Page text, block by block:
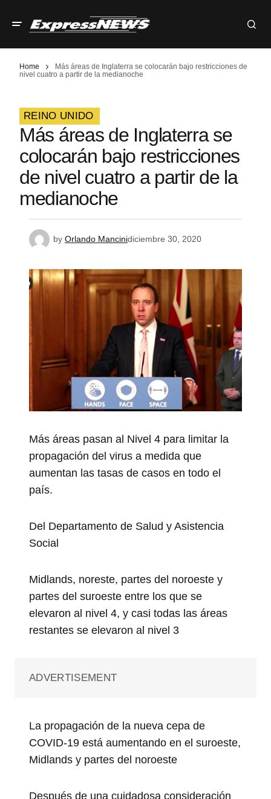
Home
Más áreas de Inglaterra se colocarán bajo restricciones de
nivel cuatro a partir de la medianoche
REINO UNIDO
Más áreas de Inglaterra se
colocarán bajo restricciones
de nivel cuatro a partir de la
medianoche
by Orlando Mancinidiciembre 30, 2020
Más áreas pasan al Nivel 4 para limitar la
propagación del virus a medida que
aumentan las tasas de casos en todo el
país.
Del Departamento de Salud y Asistencia
Social
Midlands, noreste, partes del noroeste y
partes del suroeste entre los que se
elevaron al nivel 4, y casi todas las áreas
restantes se elevaron al nivel 3
ADVERTISEMENT
La propagación de la nueva cepa de
COVID-19 está aumentando en el suroeste,
Midlands y partes del noroeste
Después de una cuidadosa consideración